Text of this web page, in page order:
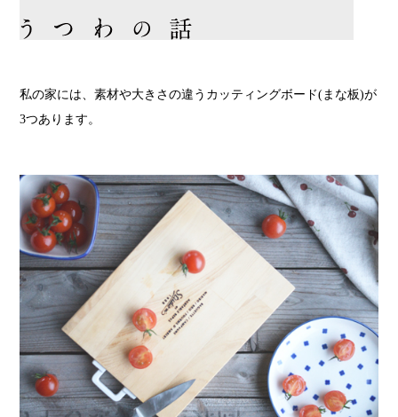
私の家には、素材や大きさの違うカッティングボード(まな板)が
3つあります。